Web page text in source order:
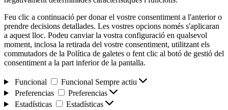
Feu clic a continuació per donar el vostre consentiment a l'anterior o
prendre decisions detallades. Les vostres opcions només s'aplicaran
a aquest lloc. Podeu canviar la vostra configuració en qualsevol
moment, inclosa la retirada del vostre consentiment, utilitzant els
commutadors de la Política de galetes o fent clic al botó de gestió del
consentiment a la part inferior de la pantalla.
Funcional Funcional Sempre actiu
Preferencias
Preferencias
Estadísticas
Estadísticas